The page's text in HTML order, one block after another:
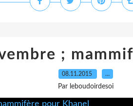
;
08.11.2015 …
Par leboudoirdesoi